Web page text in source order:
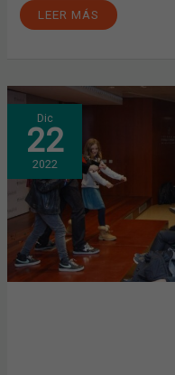
LEER MÁS
Dic
22
2022
VUELVE
LA
FIESTA
INFANTIL
DEL
COFB
CON
MAGIA,
LA
ILUSIÓN
DE
LOS
MÁS
PEQUEÑOS